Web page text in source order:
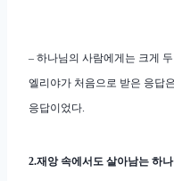
– 하나님의 사람에게는 크게
엘리야가 처음으로 받은 응답
응답이었다.
2.재앙 속에서도 살아남는 하